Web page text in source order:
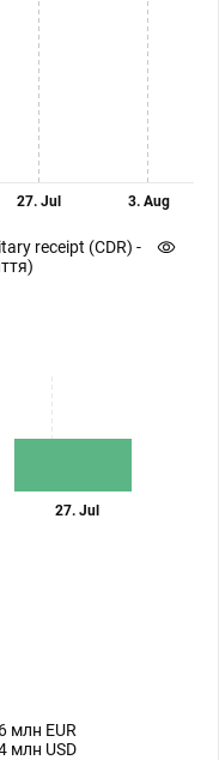
27. Jul 3. Aug
receipt (CDR) -
27. Jul
млн EUR
млн USD